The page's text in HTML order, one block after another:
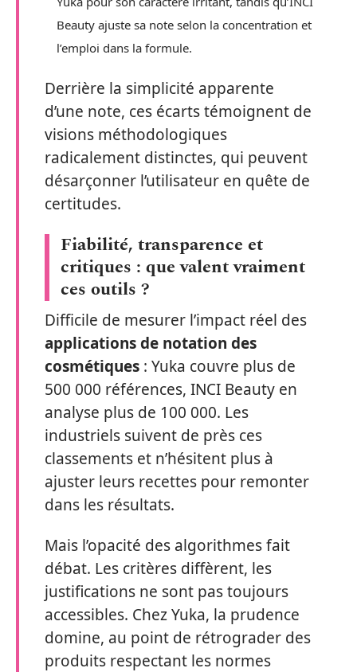
Beauty ajuste sa note selon la concentration et
l’emploi dans la formule.
Derrière la simplicité apparente
d’une note, ces écarts témoignent de
visions méthodologiques
radicalement distinctes, qui peuvent
désarçonner l’utilisateur en quête de
certitudes.
Fiabilité, transparence et
critiques : que valent vraiment
ces outils ?
Difficile de mesurer l’impact réel des
applications de notation des
cosmétiques : Yuka couvre plus de
500 000 références, INCI Beauty en
analyse plus de 100 000. Les
industriels suivent de près ces
classements et n’hésitent plus à
ajuster leurs recettes pour remonter
dans les résultats.
Mais l’opacité des algorithmes fait
débat. Les critères diffèrent, les
justifications ne sont pas toujours
accessibles. Chez Yuka, la prudence
domine, au point de rétrograder des
produits respectant les normes